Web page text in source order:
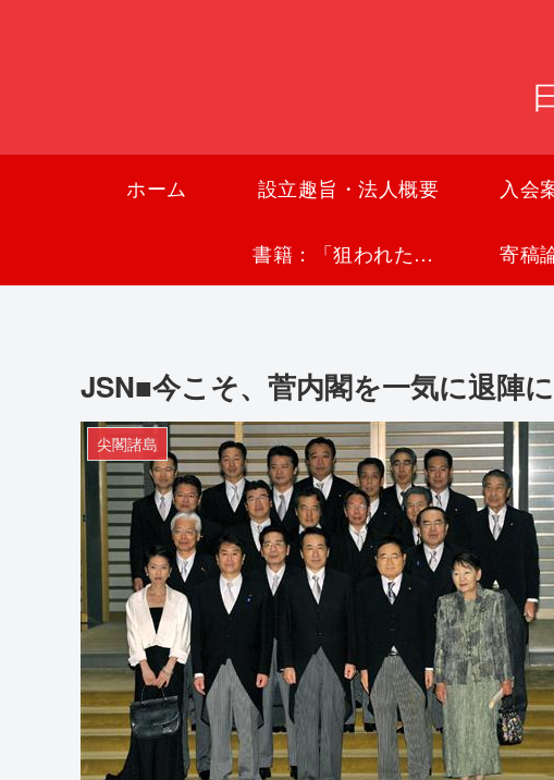
ホーム 設立趣旨・法人概要 入会
書籍：「狙われた沖縄〜真実の沖縄史が日本を救う〜」 寄稿
JSN■今こそ、菅内閣を一気に退陣
尖閣諸島